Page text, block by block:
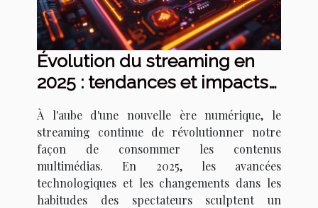
Évolution du streaming en
2025 : tendances et impacts
sur les consommateurs
À l'aube d'une nouvelle ère numérique, le
streaming continue de révolutionner notre
façon de consommer les contenus
multimédias. En 2025, les avancées
technologiques et les changements dans les
habitudes des spectateurs sculptent un